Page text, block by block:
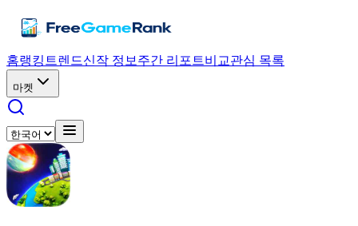
홈랭킹 트렌드신작 정보 주간 리포트비교관심 목록
마켓